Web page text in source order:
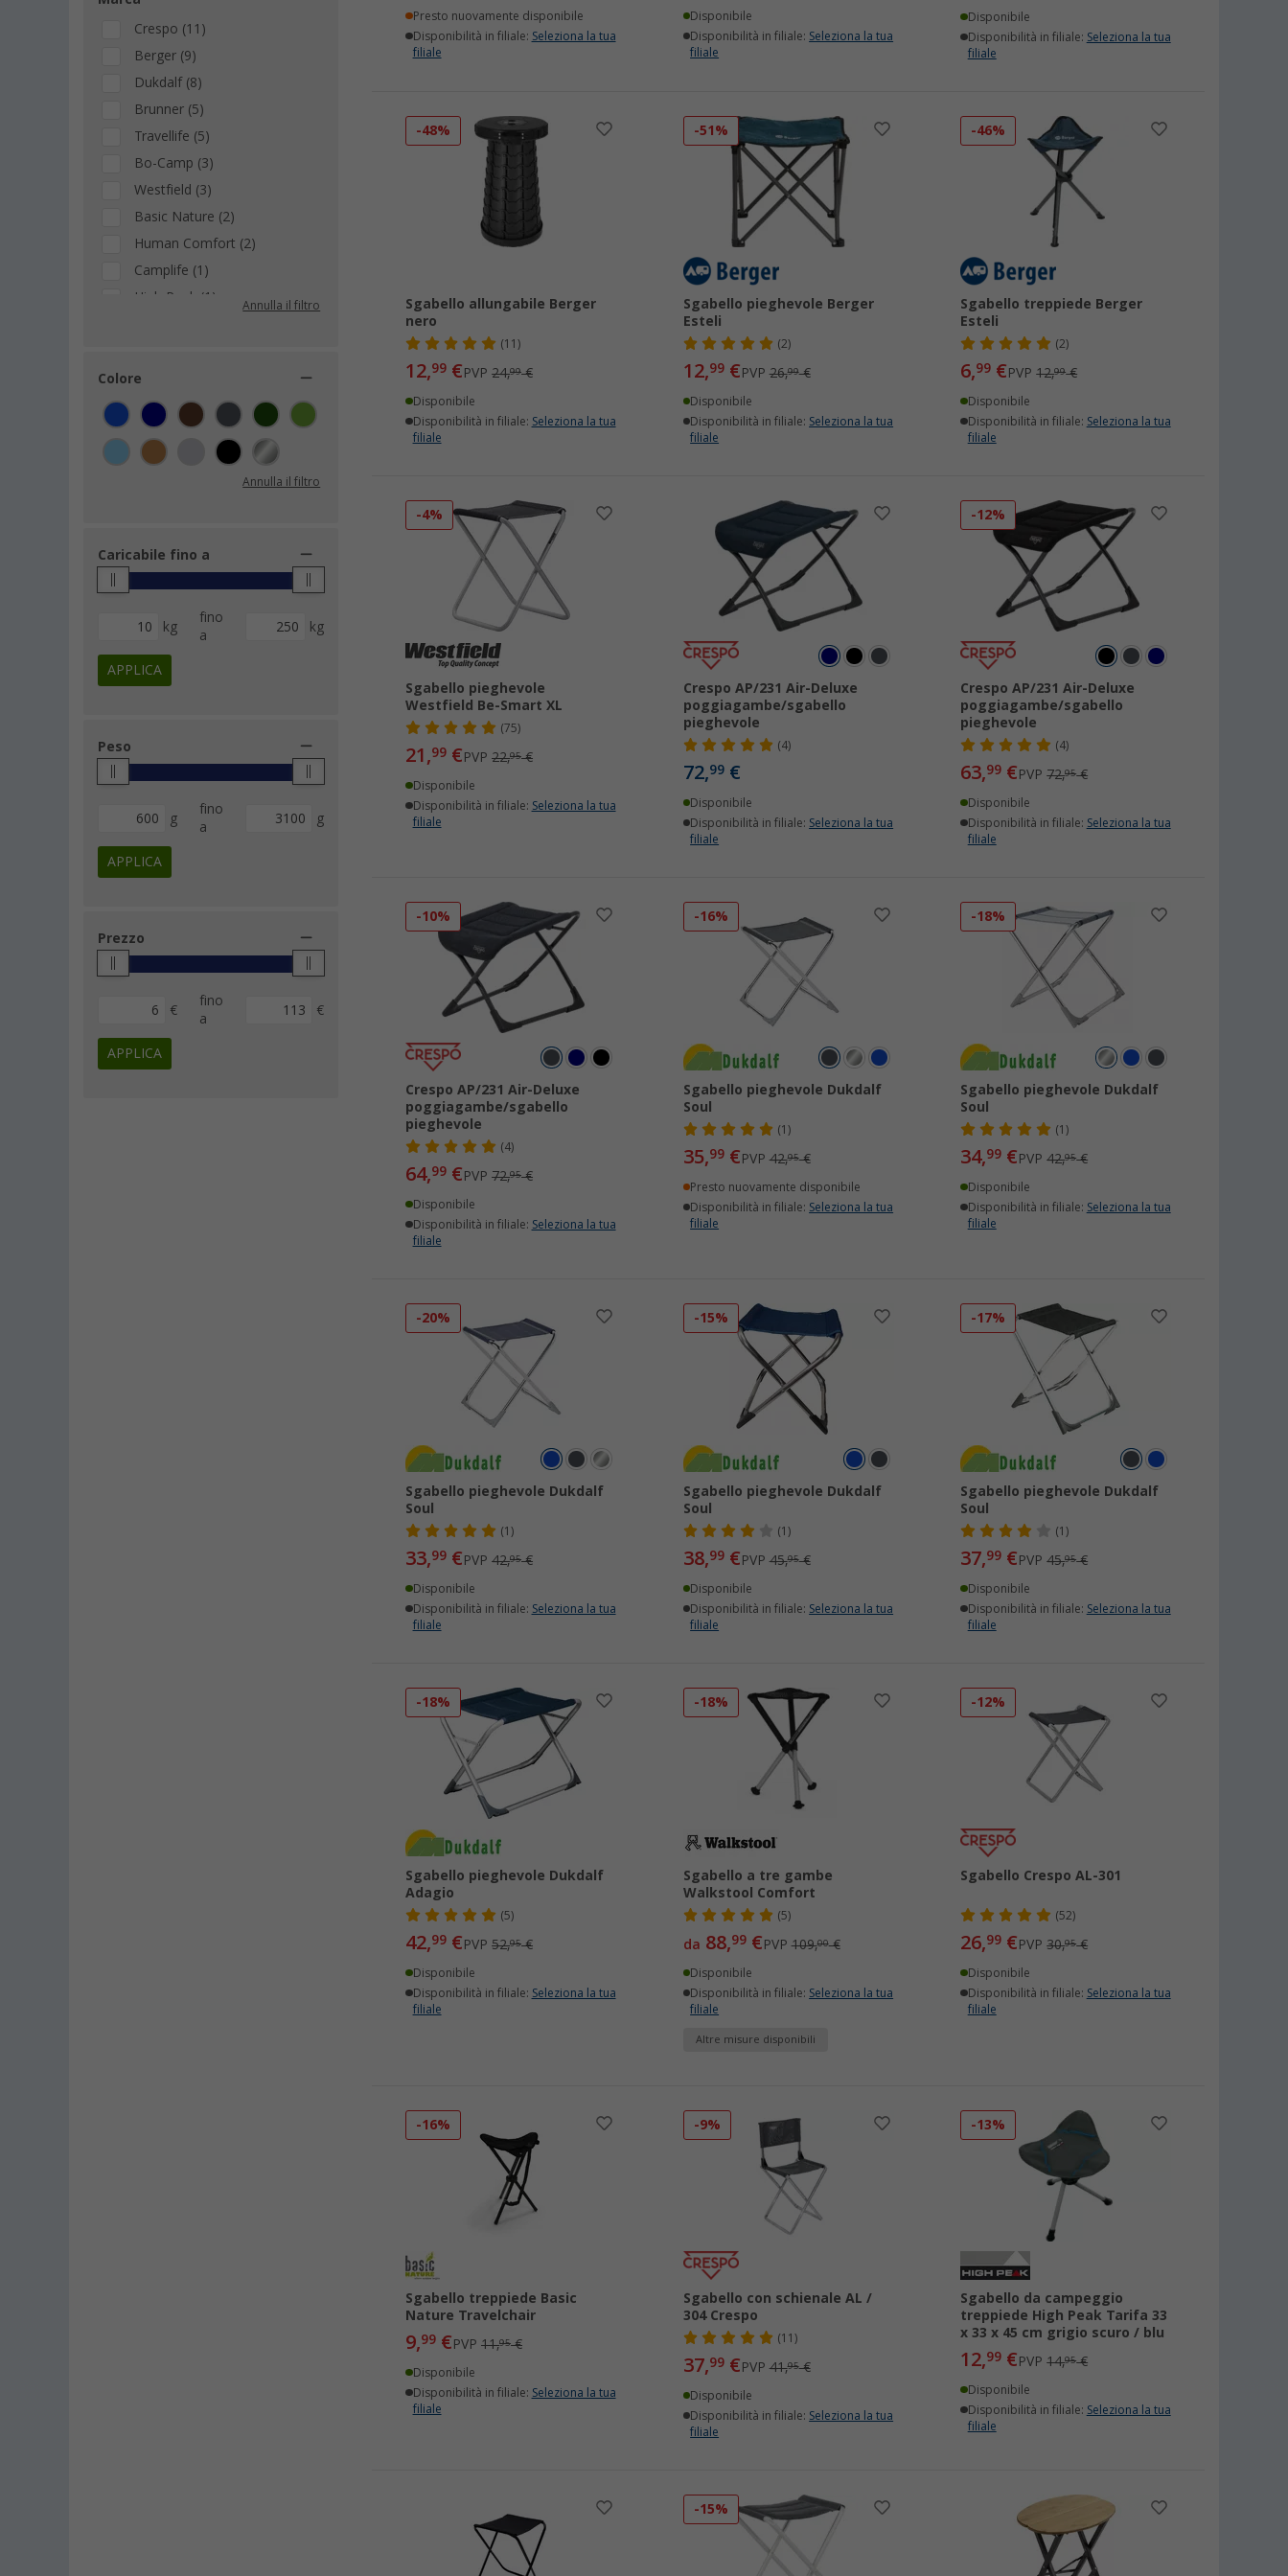
Crespo (11)
Berger (9)
Dukdalf (8)
Brunner (5)
Travellife (5)
Bo-Camp (3)
Westfield (3)
Basic Nature (2)
Human Comfort (2)
Camplife (1)
High Peak (1)
Wecamp (1)
Annulla il filtro
Colore
Annulla il filtro
Caricabile fino a
kg
fino
a
kg
APPLICA
Peso
g
fino
a
g
APPLICA
Prezzo
€
fino
a
€
APPLICA
Presto nuovamente disponibile
Disponibilità in filiale: Seleziona la tua
filiale
Disponibile
Disponibilità in filiale: Seleziona la tua
filiale
Disponibile
Disponibilità in filiale: Seleziona la tua
filiale
-48%
Sgabello allungabile Berger
nero
(11)
12,99 €PVP24,99€
Disponibile
Disponibilità in filiale: Seleziona la tua
filiale
-51%
Sgabello pieghevole Berger
Esteli
(2)
12,99€PVP26,99€
Disponibile
Disponibilità in filiale: Seleziona la tua
filiale
-46%
Sgabello treppiede Berger
Esteli
(2)
6,99 €PVP12,99€
Disponibile
Disponibilità in filiale: Seleziona la tua
filiale
-4%
Sgabello pieghevole
Westfield Be-Smart XL
(75)
21,99 €PVP22,95€
Disponibile
Disponibilità in filiale: Seleziona la tua
filiale
Crespo AP/231 Air-Deluxe
poggiagambe/sgabello
pieghevole
(4)
72,99€
Disponibile
Disponibilità in filiale: Seleziona la tua
filiale
-12%
Crespo AP/231 Air-Deluxe
poggiagambe/sgabello
pieghevole
(4)
63,99 €PVP72,95€
Disponibile
Disponibilità in filiale: Seleziona la tua
filiale
-10%
Crespo AP/231 Air-Deluxe
poggiagambe/sgabello
pieghevole
(4)
64,99 €PVP72,95€
Disponibile
Disponibilità in filiale: Seleziona la tua
filiale
-16%
Sgabello pieghevole Dukdalf
Soul
(1)
35,99€PVP42,95€
Presto nuovamente disponibile
Disponibilità in filiale: Seleziona la tua
filiale
-18%
Sgabello pieghevole Dukdalf
Soul
(1)
34,99 €PVP42,95€
Disponibile
Disponibilità in filiale: Seleziona la tua
filiale
-20%
Sgabello pieghevole Dukdalf
Soul
(1)
33,99 €PVP42,95€
Disponibile
Disponibilità in filiale: Seleziona la tua
filiale
-15%
Sgabello pieghevole Dukdalf
Soul
(1)
38,99€PVP45,95€
Disponibile
Disponibilità in filiale: Seleziona la tua
filiale
-17%
Sgabello pieghevole Dukdalf
Soul
(1)
37,99 €PVP45,95€
Disponibile
Disponibilità in filiale: Seleziona la tua
filiale
-18%
Sgabello pieghevole Dukdalf
Adagio
(5)
42,99 €PVP52,95€
Disponibile
Disponibilità in filiale: Seleziona la tua
filiale
-18%
Sgabello a tre gambe
Walkstool Comfort
(5)
da 88,99€PVP109,00€
Disponibile
Disponibilità in filiale: Seleziona la tua
filiale
Altre misure disponibili
-12%
Sgabello Crespo AL-301
(52)
26,99 €PVP30,95€
Disponibile
Disponibilità in filiale: Seleziona la tua
filiale
-16%
Sgabello treppiede Basic
Nature Travelchair
9,99 €PVP11,95€
Disponibile
Disponibilità in filiale: Seleziona la tua
filiale
-9%
Sgabello con schienale AL /
304 Crespo
(11)
37,99€PVP41,95€
Disponibile
Disponibilità in filiale: Seleziona la tua
filiale
-13%
Sgabello da campeggio
treppiede High Peak Tarifa 33
x 33 x 45 cm grigio scuro / blu
12,99 €PVP14,95€
Disponibile
Disponibilità in filiale: Seleziona la tua
filiale
-15%